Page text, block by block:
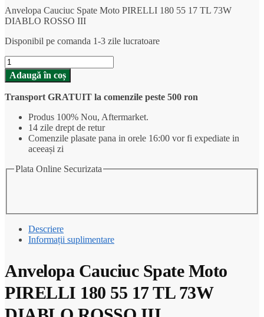
1.039,00 lei.
Anvelopa Cauciuc Spate Moto PIRELLI 180 55 17 TL 73W
DIABLO ROSSO III
Disponibil pe comanda 1-3 zile lucratoare
Cantitate
Anvelopa
Cauciuc
Spate
Moto
PIRELLI
73W
Adaugă în coș
Transport GRATUIT la comenzile peste 500 ron
Produs 100% Nou, Aftermarket.
14 zile drept de retur
Comenzile plasate pana in orele 16:00 vor fi expediate in
aceeași zi
Plata Online Securizata
Descriere
Informații suplimentare
Anvelopa Cauciuc Spate Moto
PIRELLI 180 55 17 TL 73W